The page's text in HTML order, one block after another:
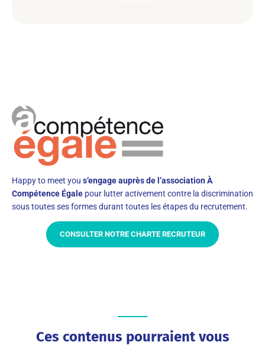
Happy to meet you s’engage auprès de l’association À
Compétence Égale pour lutter activement contre la discrimination
sous toutes ses formes durant toutes les étapes du recrutement.
CONSULTER NOTRE CHARTE RECRUTEUR
Ces contenus pourraient vous